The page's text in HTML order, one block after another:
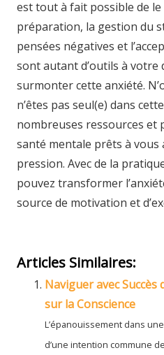
est tout à fait possible de
préparation, la gestion du
pensées négatives et
sont autant d’outils à
surmonter cette anxiété.
n’êtes pas seul(e) dans
nombreuses ressources et
santé mentale prêts à vous
pression. Avec de la
pouvez transformer
source de motivation et
Articles Similaires:
Naviguer avec Succès
sur la Conscience
L’épanouissement dans
d’une intention commune